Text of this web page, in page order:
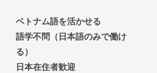
ベトナム語を活かせる
語学不問（日本語のみで働け
る）
日本在住者歓迎